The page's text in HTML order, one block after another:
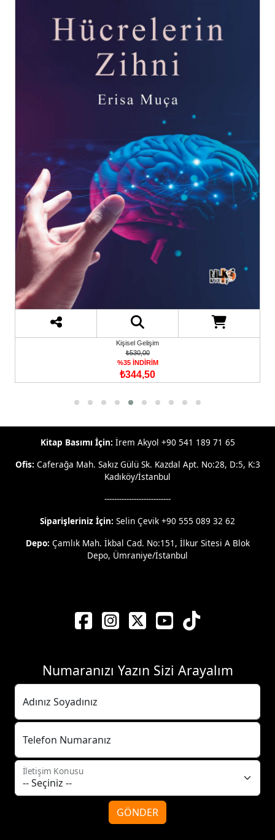
Kişisel Gelişim
₺530,00
%35 İNDİRİM
₺344,50
Kitap Basımı İçin: İrem Akyol +90 541 189 71 65
Ofis: Caferağa Mah. Sakız Gülü Sk. Kazdal Apt. No:28, D:5, K:3
Kadıköy/İstanbul
---------------------------
Siparişleriniz İçin: Selin Çevik +90 555 089 32 62
Depo: Çamlık Mah. İkbal Cad. No:151, İlkur Sitesi A Blok
Depo, Ümraniye/İstanbul
Numaranızı Yazın Sizi Arayalım
Adınız Soyadınız
Telefon Numaranız
İletişim Konusu
GÖNDER